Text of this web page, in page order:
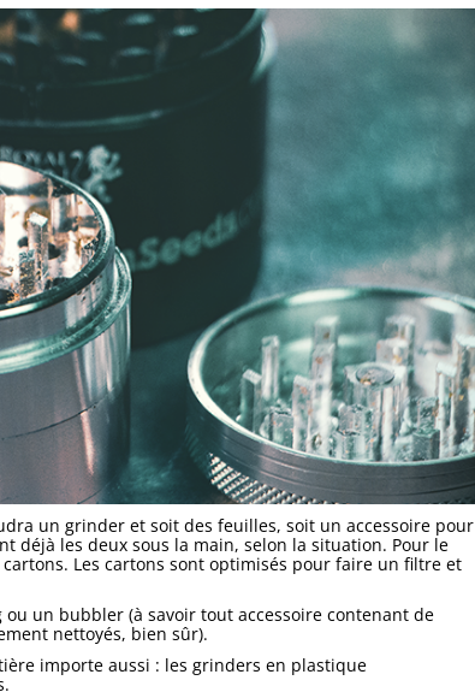
un grinder et soit des feuilles, soit un accessoire pour
déjà les deux sous la main, selon la situation. Pour le
Les cartons sont optimisés pour faire un filtre et
ou un bubbler (à savoir tout accessoire contenant de
nettoyés, bien sûr).
importe aussi : les grinders en plastique